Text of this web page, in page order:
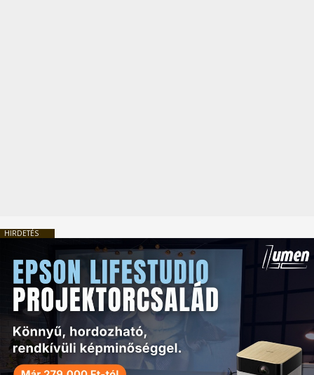
HIRDETÉS